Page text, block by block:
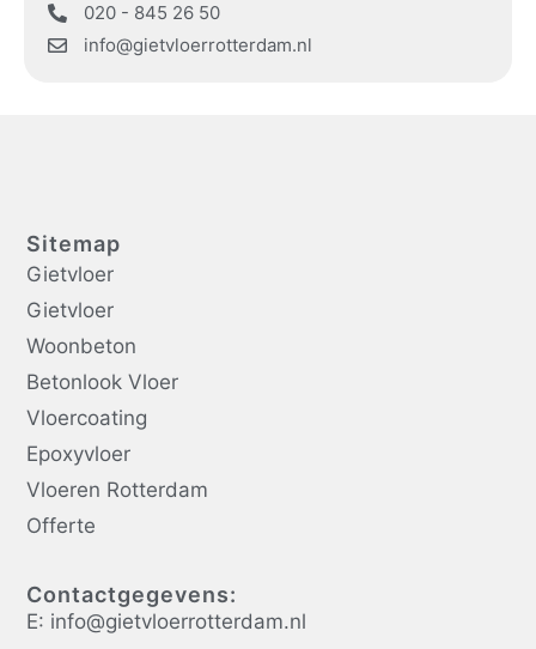
020 - 845 26 50
info@gietvloerrotterdam.nl
Sitemap
Gietvloer
Gietvloer
Woonbeton
Betonlook Vloer
Vloercoating
Epoxyvloer
Vloeren Rotterdam
Offerte
Contactgegevens:
E: info@gietvloerrotterdam.nl